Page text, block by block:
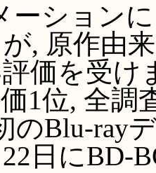
ーション
, 原作由
価を受け
1位, 全調
のBlu-ray
22日にBD-